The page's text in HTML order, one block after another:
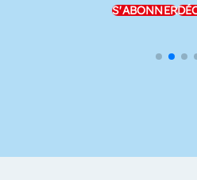
S'ABONNER